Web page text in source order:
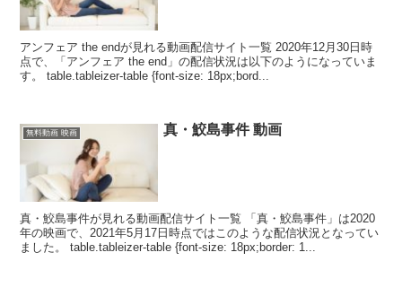
アンフェア the endが見れる動画配信サイト一覧 2020年12月30日時
点で、「アンフェア the end」の配信状況は以下のようになっていま
す。 table.tableizer-table {font-size: 18px;bord...
無料動画 映画 真・鮫島事件 動画
真・鮫島事件が見れる動画配信サイト一覧 「真・鮫島事件」は2020
年の映画で、2021年5月17日時点ではこのような配信状況となってい
ました。 table.tableizer-table {font-size: 18px;border: 1...